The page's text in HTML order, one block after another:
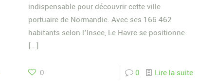
indispensable pour découvrir cette ville
portuaire de Normandie. Avec ses 166 462
habitants selon l’Insee, Le Havre se positionne
[…]
0 0 Lire la suite